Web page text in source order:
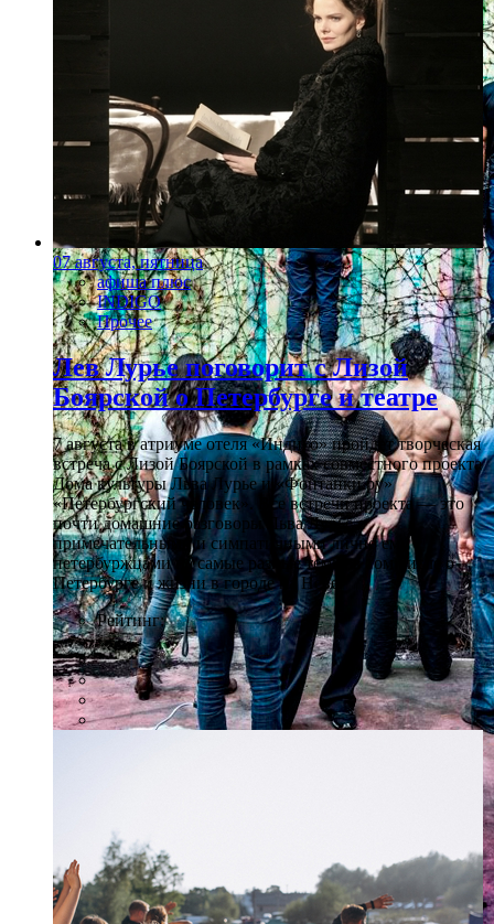
07 августа, пятница
афиша плюс
INDIGO
Прочее
Лев Лурье поговорит с Лизой
Боярской о Петербурге и театре
7 августа в атриуме отеля «Индиго» пройдет творческая
встреча с Лизой Боярской в рамках совместного проекта
Дома культуры Льва Лурье и «Фонтанки.ру»
«Петербургский человек». Все встречи проекта — это
почти домашние разговоры Льва Лурье с
примечательными и симпатичными лично ему
петербуржцами на самые разные темы, в том числе о
Петербурге и жизни в городе на Неве.
Рейтинг: